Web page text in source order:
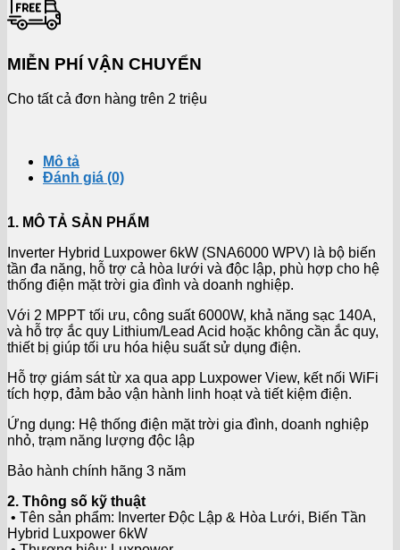
MIỄN PHÍ VẬN CHUYỂN
Cho tất cả đơn hàng trên 2 triệu
Mô tả
Đánh giá (0)
1. MÔ TẢ SẢN PHẨM
Inverter Hybrid Luxpower 6kW (SNA6000 WPV) là bộ biến
tần đa năng, hỗ trợ cả hòa lưới và độc lập, phù hợp cho hệ
thống điện mặt trời gia đình và doanh nghiệp.
Với 2 MPPT tối ưu, công suất 6000W, khả năng sạc 140A,
và hỗ trợ ắc quy Lithium/Lead Acid hoặc không cần ắc quy,
thiết bị giúp tối ưu hóa hiệu suất sử dụng điện.
Hỗ trợ giám sát từ xa qua app Luxpower View, kết nối WiFi
tích hợp, đảm bảo vận hành linh hoạt và tiết kiệm điện.
Ứng dụng: Hệ thống điện mặt trời gia đình, doanh nghiệp
nhỏ, trạm năng lượng độc lập
Bảo hành chính hãng 3 năm
2. Thông số kỹ thuật
• Tên sản phẩm: Inverter Độc Lập & Hòa Lưới, Biến Tần
Hybrid Luxpower 6kW